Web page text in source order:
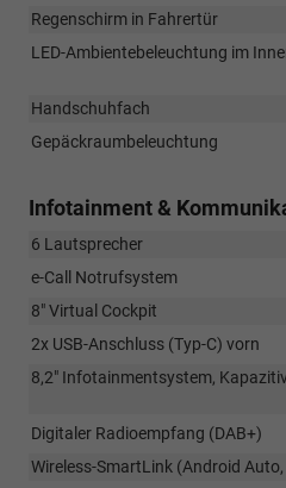
Regenschirm in Fahrertür
LED-Ambientebeleuchtung im
Handschuhfach
Gepäckraumbeleuchtung
Infotainment &
6 Lautsprecher
e-Call Notrufsystem
8" Virtual Cockpit
2x USB-Anschluss (Typ-C) vorn
8,2" Infotainmentsystem,
Digitaler Radioempfang (DAB+)
Wireless-SmartLink (Android